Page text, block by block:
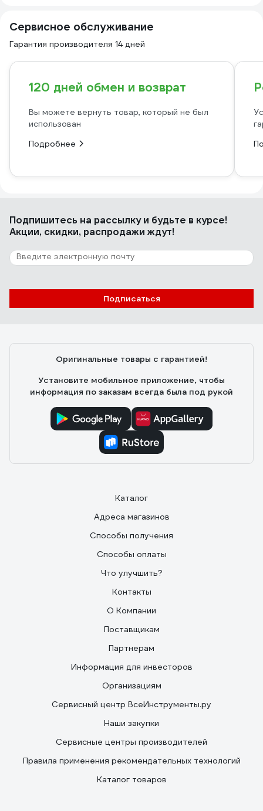
Сервисное обслуживание
Гарантия производителя 14 дней
120 дней обмен и возврат
Вы можете вернуть товар, который не был
использован
Подробнее
Подпишитесь на рассылкуи будьте в курсе!
Акции, скидки, распродажи ждут!
Подписаться
Оригинальные товары с гарантией!
Установите мобильное приложение, чтобы
информация по заказам всегда была под рукой
Каталог
Адреса магазинов
Способы получения
Способы оплаты
Что улучшить?
Контакты
О Компании
Поставщикам
Партнерам
Информация для инвесторов
Организациям
Сервисный центр ВсеИнструменты.ру
Наши закупки
Сервисные центры производителей
Правила применения рекомендательных технологий
Каталог товаров